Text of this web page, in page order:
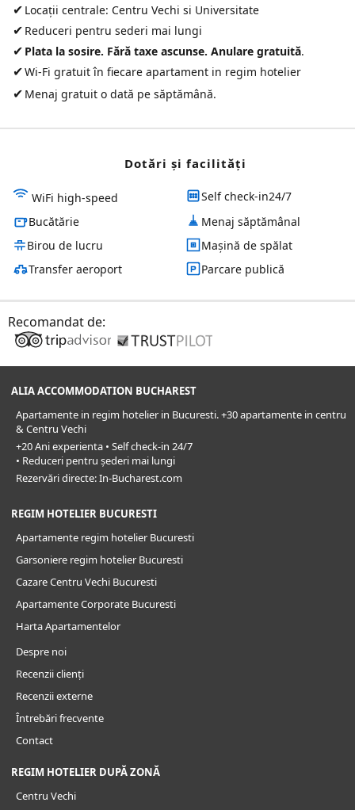
✔ Locații centrale: Centru Vechi si Universitate
✔ Reduceri pentru sederi mai lungi
✔ Plata la sosire. Fără taxe ascunse. Anulare gratuită.
✔Wi-Fi gratuit în fiecare apartament in regim hotelier
✔ Menaj gratuit o dată pe săptămână.
Dotări și facilităţi
WiFi high-speed
Self check-in24/7
Bucătărie
Menaj săptămânal
Birou de lucru
Mașină de spălat
Transfer aeroport
Parcare publică
Recomandat de:
ALIA ACCOMMODATION BUCHAREST
Apartamente in regim hotelier in Bucuresti. +30 apartamente in centru
& Centru Vechi
+20 Ani experienta • Self check-in 24/7
• Reduceri pentru șederi mai lungi
Rezervări directe: In-Bucharest.com
REGIM HOTELIER BUCURESTI
Apartamente regim hotelier Bucuresti
Garsoniere regim hotelier Bucuresti
Cazare Centru Vechi Bucuresti
Apartamente Corporate Bucuresti
Harta Apartamentelor
Despre noi
Recenzii clienți
Recenzii externe
Întrebări frecvente
Contact
REGIM HOTELIER DUPĂ ZONĂ
Centru Vechi